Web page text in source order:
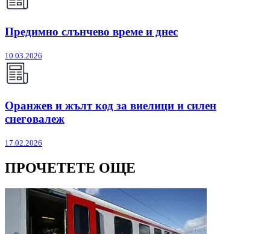
Предимно слънчево време и днес
10.03.2026
Оранжев и жълт код за виелици и силен
снеговалеж
17.02.2026
ПРОЧЕТЕТЕ ОЩЕ